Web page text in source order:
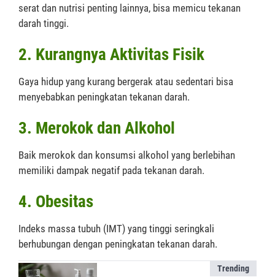
serat dan nutrisi penting lainnya, bisa memicu tekanan
darah tinggi.
2. Kurangnya Aktivitas Fisik
Gaya hidup yang kurang bergerak atau sedentari bisa
menyebabkan peningkatan tekanan darah.
3. Merokok dan Alkohol
Baik merokok dan konsumsi alkohol yang berlebihan
memiliki dampak negatif pada tekanan darah.
4. Obesitas
Indeks massa tubuh (IMT) yang tinggi seringkali
berhubungan dengan peningkatan tekanan darah.
Trending